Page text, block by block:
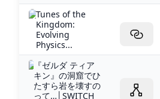
Tunes of the
Kingdom:
Evolving
Physics...
『ゼルダ ティア
キン』の洞窟でひ
たすら岩を壊すの
って…│SWITCH